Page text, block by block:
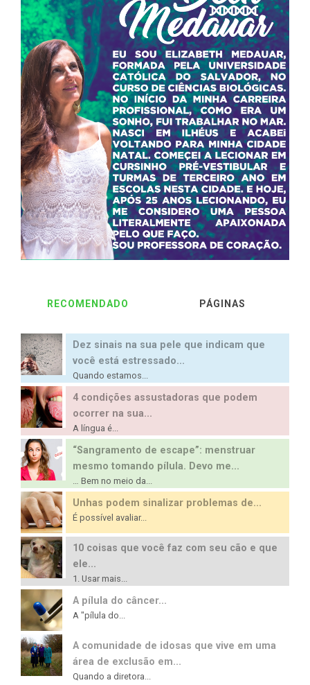
RECOMENDADO PÁGINAS
Dez sinais na sua pele que indicam que
você está estressado...
Quando estamos...
4 condições assustadoras que podem
ocorrer na sua...
A língua é...
“Sangramento de escape”: menstruar
mesmo tomando pílula. Devo me...
… Bem no meio da...
Unhas podem sinalizar problemas de...
É possível avaliar...
10 coisas que você faz com seu cão e que
ele...
1. Usar mais...
A pílula do câncer...
A "pílula do...
A comunidade de idosas que vive em uma
área de exclusão em...
Quando a diretora...